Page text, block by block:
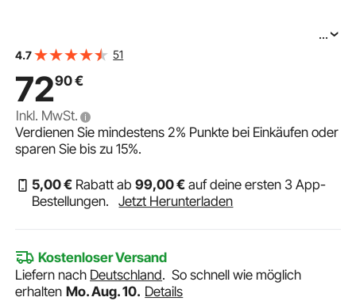
VEVOR 15U Server-Rack zur Wandmontage, 68 kg max.
Torschwingung, Karbonstahl, für 482 mm-IT-
Netzwerkgeräte & AV-Geräte, Computerserver,
Schwarz
...
4.7 51
7290€
Inkl. MwSt.
Verdienen Sie mindestens2% Punkte bei Einkäufen oder
sparen Sie bis zu15%.
5,00€ Rabatt ab99,00€ auf deine ersten 3 App-
Bestellungen.
Jetzt Herunterladen
Kostenloser Versand
Liefern nach Deutschland.So schnell wie möglich
erhalten Mo. Aug. 10. Details